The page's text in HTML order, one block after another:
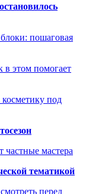
пошаговая
в этом помогает
под
мастера
тематикой
перед